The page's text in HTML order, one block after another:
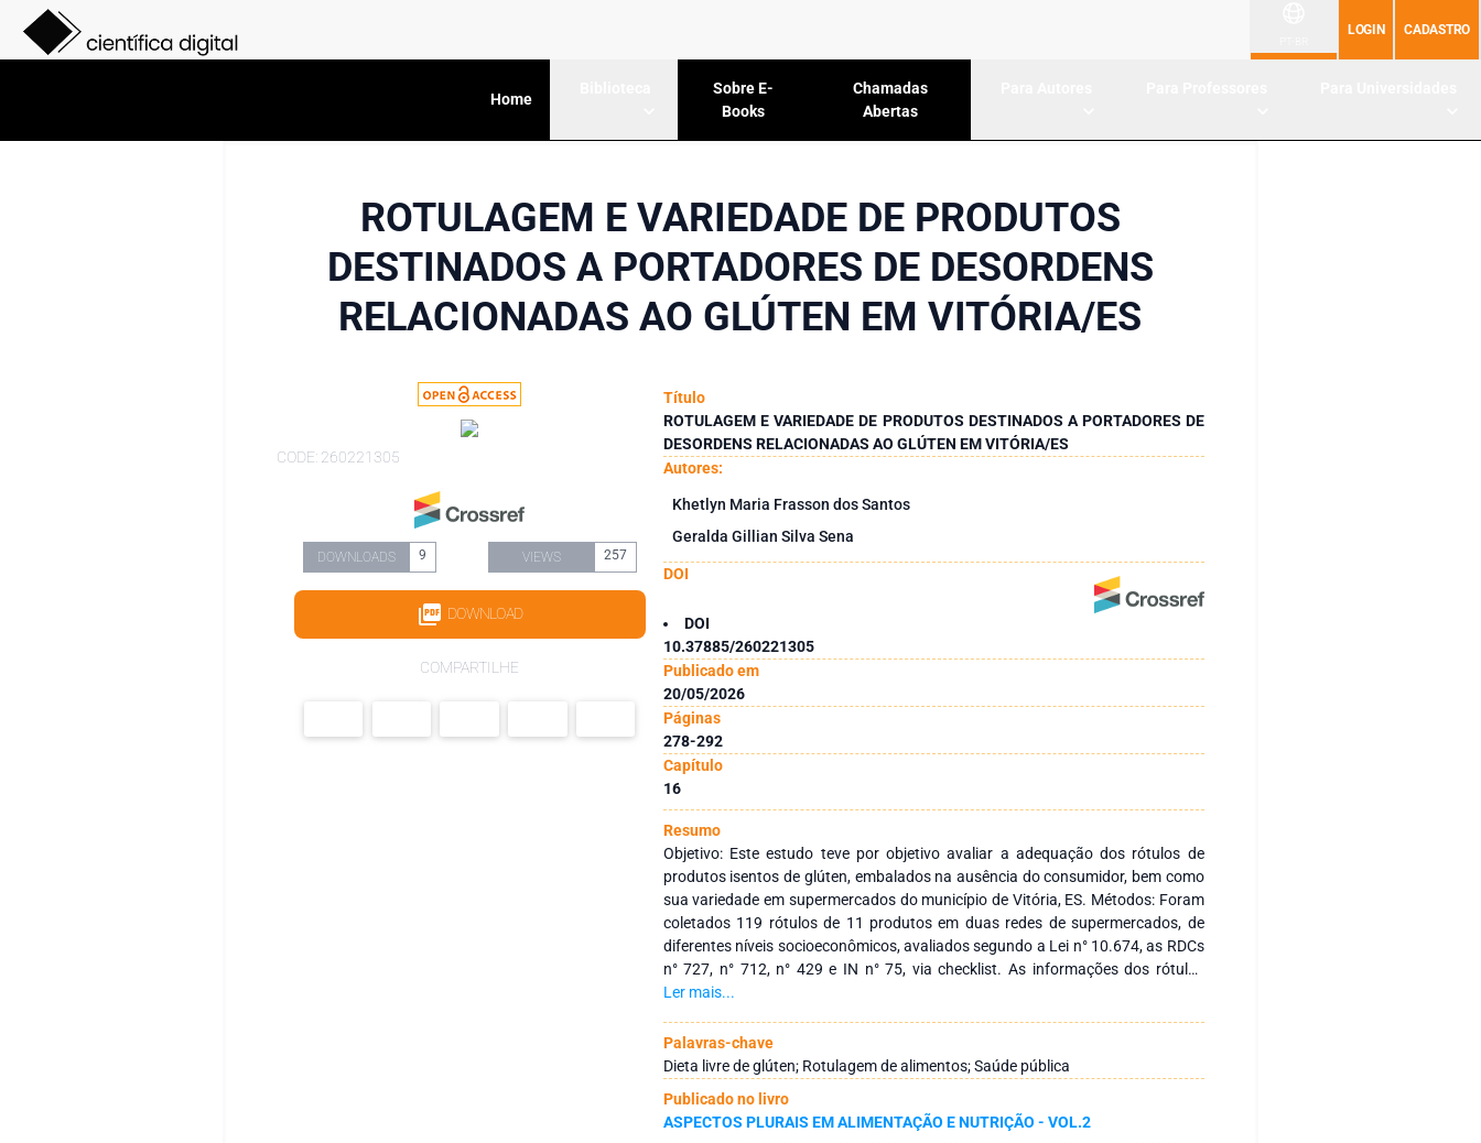
LOGIN CADASTRO
Home
Sobre E-
Books
Chamadas
Abertas
ROTULAGEM E VARIEDADE DE PRODUTOS
DESTINADOS A PORTADORES DE DESORDENS
RELACIONADAS AO GLÚTEN EM VITÓRIA/ES
CODE: 260221305
DOWNLOADS 9 VIEWS 257
DOWNLOAD
COMPARTILHE
Título
ROTULAGEM E VARIEDADE DE PRODUTOS DESTINADOS A PORTADORES DE
DESORDENS RELACIONADAS AO GLÚTEN EM VITÓRIA/ES
Autores:
Khetlyn Maria Frasson dos Santos
Geralda Gillian Silva Sena
DOI
DOI
10.37885/260221305
Publicado em
20/05/2026
Páginas
278-292
Capítulo
16
Resumo
Objetivo: Este estudo teve por objetivo avaliar a adequação dos rótulos de
produtos isentos de glúten, embalados na ausência do consumidor, bem como
sua variedade em supermercados do município de Vitória, ES. Métodos: Foram
coletados 119 rótulos de 11 produtos em duas redes de supermercados, de
diferentes níveis socioeconômicos, avaliados segundo a Lei n° 10.674, as RDCs
n° 727, n° 712, n° 429 e IN n° 75, via checklist. As informações dos rótulos
foram classificadas como “conforme”, “não conforme” ou “não se aplica”, os
de confiança (p < 0,05), considerando rótulos, produtos, variedade e nutrientes.
Resultados: Apenas 17,7% dos rótulos cumpriam todos os requisitos das
legislações, as transgressões foram especialmente quanto à RDC n° 727
(82,4%), no art. 4°, que veda informações falsas/não comprováveis. A Lei
apresentou maior conformidade (98,3%). Termos como “rico” e “fonte” (RDC n°
Ler mais...
Palavras-chave
Dieta livre de glúten; Rotulagem de alimentos; Saúde pública
Publicado no livro
ASPECTOS PLURAIS EM ALIMENTAÇÃO E NUTRIÇÃO - VOL.2